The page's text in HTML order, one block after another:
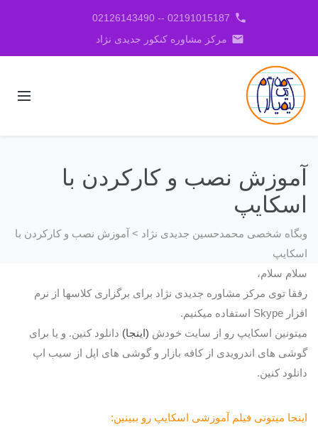
phone
02191015187 -- 02126143490
email مرکز مشاوره کنکور جدیدی نژاد
آموزش نصب و کارکردن با
اسکایپ
وبگاه شخصی محمدحسین جدیدی نژاد > آموزش نصب و کارکردن با
اسکایپ
سلام سلام،
رفقا توی مرکز مشاوره جدیدی نژاد برای برگزاری کلاسها از نرم
افزار Skype استفاده میکنیم.
میتونین اسکایپ رو از سایت خودش (اینجا) دانلود کنین. و یا برای
گوشی های اندرویدی از کافه بازار و گوشی های اپل از سیب اپ
دانلود کنین.
اینجا میتونی فیلم آموزشی اسکایپ رو ببینین: